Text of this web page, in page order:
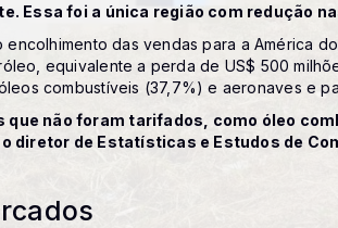
Essa foi a única região com redução
encolhimento das vendas para a América
equivalente a perda de US$ 500
combustíveis (37,7%) e aeronaves e
que não foram tarifados, como óleo
diretor de Estatísticas e Estudos de